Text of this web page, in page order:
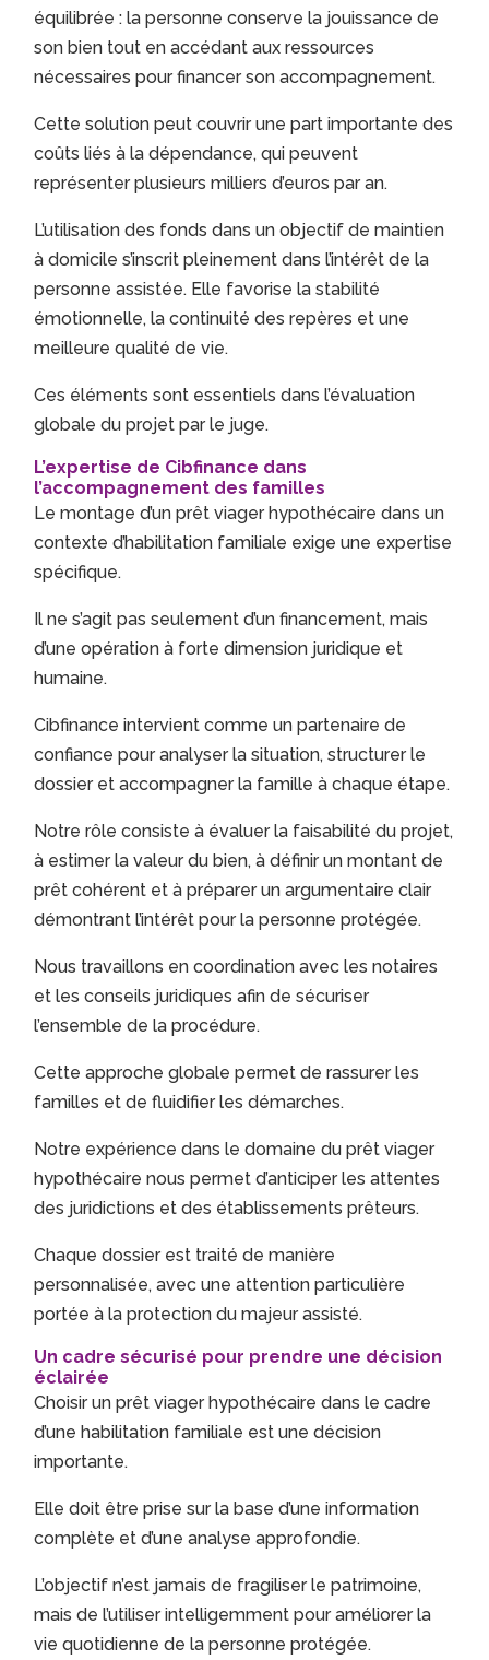
équilibrée : la personne conserve la jouissance de
son bien tout en accédant aux ressources
nécessaires pour financer son accompagnement.
Cette solution peut couvrir une part importante des
coûts liés à la dépendance, qui peuvent
représenter plusieurs milliers d’euros par an.
L’utilisation des fonds dans un objectif de maintien
à domicile s’inscrit pleinement dans l’intérêt de la
personne assistée. Elle favorise la stabilité
émotionnelle, la continuité des repères et une
meilleure qualité de vie.
Ces éléments sont essentiels dans l’évaluation
globale du projet par le juge.
L’expertise de Cibfinance dans
l’accompagnement des familles
Le montage d’un prêt viager hypothécaire dans un
contexte d’habilitation familiale exige une expertise
spécifique.
Il ne s’agit pas seulement d’un financement, mais
d’une opération à forte dimension juridique et
humaine.
Cibfinance intervient comme un partenaire de
confiance pour analyser la situation, structurer le
dossier et accompagner la famille à chaque étape.
Notre rôle consiste à évaluer la faisabilité du projet,
à estimer la valeur du bien, à définir un montant de
prêt cohérent et à préparer un argumentaire clair
démontrant l’intérêt pour la personne protégée.
Nous travaillons en coordination avec les notaires
et les conseils juridiques afin de sécuriser
l’ensemble de la procédure.
Cette approche globale permet de rassurer les
familles et de fluidifier les démarches.
Notre expérience dans le domaine du prêt viager
hypothécaire nous permet d’anticiper les attentes
des juridictions et des établissements prêteurs.
Chaque dossier est traité de manière
personnalisée, avec une attention particulière
portée à la protection du majeur assisté.
Un cadre sécurisé pour prendre une décision
éclairée
Choisir un prêt viager hypothécaire dans le cadre
d’une habilitation familiale est une décision
importante.
Elle doit être prise sur la base d’une information
complète et d’une analyse approfondie.
L’objectif n’est jamais de fragiliser le patrimoine,
mais de l’utiliser intelligemment pour améliorer la
vie quotidienne de la personne protégée.